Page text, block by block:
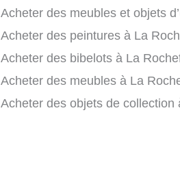
Acheter des meubles et objets
Acheter des peintures à La
Acheter des bibelots à La
Acheter des meubles à La
Acheter des objets de